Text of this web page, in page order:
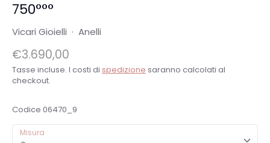
750°°°
Vicari Gioielli · Anelli
€3.690,00
Tasse incluse. I costi di spedizione saranno calcolati al
checkout.
Codice 06470_9
Misura